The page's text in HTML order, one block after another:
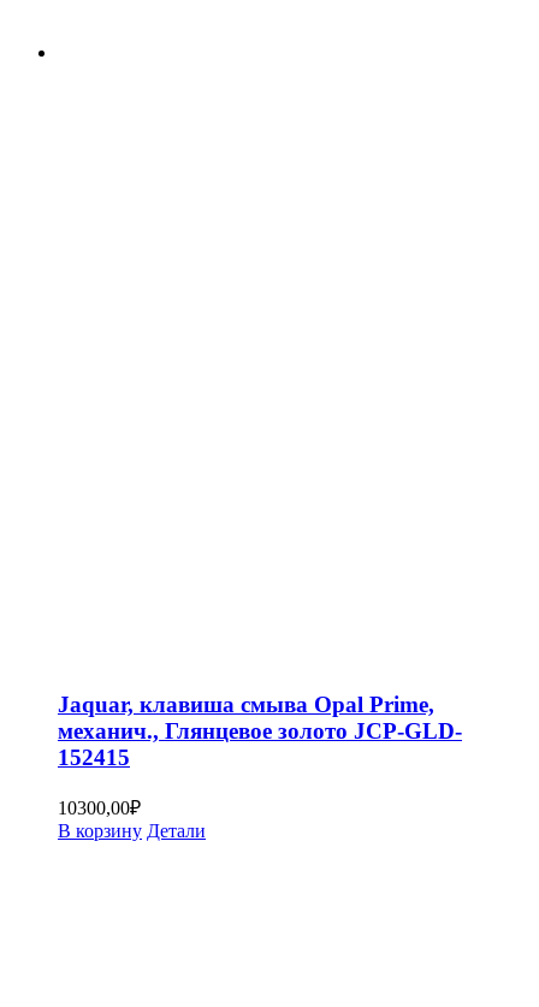
Jaquar, клавиша смыва Opal Prime,
механич., Глянцевое золото JCP-GLD-
152415
10300,00₽
В корзину Детали